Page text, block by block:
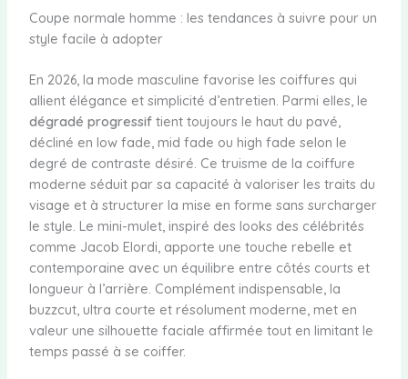
Coupe normale homme : les tendances à suivre pour un
style facile à adopter
En 2026, la mode masculine favorise les coiffures qui
allient élégance et simplicité d’entretien. Parmi elles, le
dégradé progressiftient toujours le haut du pavé,
décliné en low fade, mid fade ou high fade selon le
degré de contraste désiré. Ce truisme de la coiffure
moderne séduit par sa capacité à valoriser les traits du
visage et à structurer la mise en forme sans surcharger
le style. Le mini-mulet, inspiré des looks des célébrités
comme Jacob Elordi, apporte une touche rebelle et
contemporaine avec un équilibre entre côtés courts et
longueur à l’arrière. Complément indispensable, la
buzzcut, ultra courte et résolument moderne, met en
valeur une silhouette faciale affirmée tout en limitant le
temps passé à se coiffer.